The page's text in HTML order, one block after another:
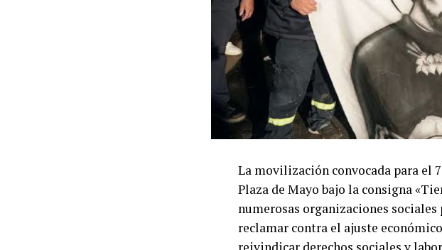
provincia recurrirá a todos los
derecho a la educación y reducir el
tener sobre el desarrollo del
La movilización convocada para el
Plaza de Mayo bajo la consigna
numerosas organizaciones
reclamar contra el ajuste